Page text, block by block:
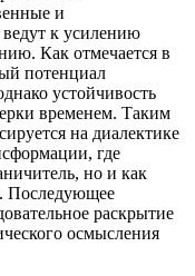
и
к усилению
Как отмечается в
потенциал
устойчивость
временем. Таким
на диалектике
где
но и как
Последующее
раскрытие
осмысления